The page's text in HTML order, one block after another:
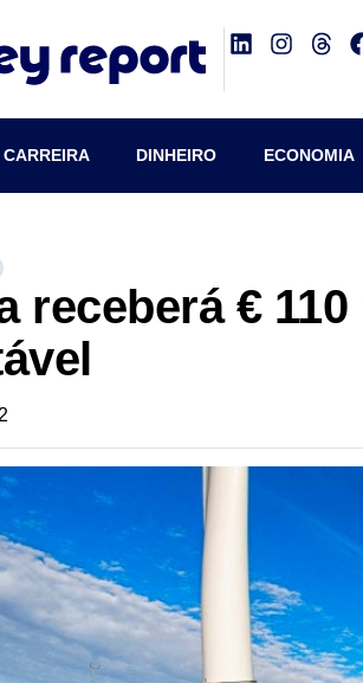
CARREIRA DINHEIRO ECONOMIA
receberá €